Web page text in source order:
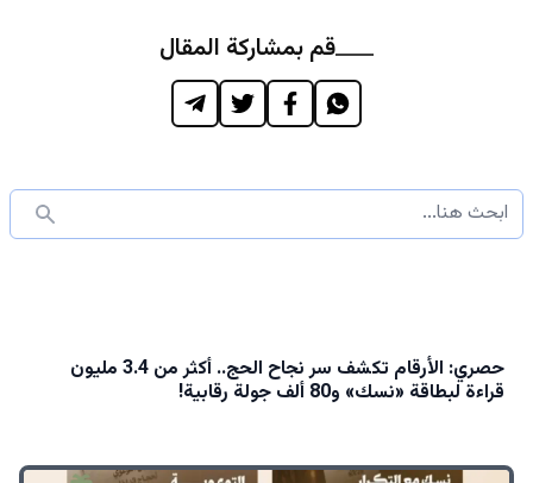
قم بمشاركة المقال
حصري: الأرقام تكشف سر نجاح الحج.. أكثر من 3.4 مليون
قراءة لبطاقة «نسك» و80 ألف جولة رقابية!